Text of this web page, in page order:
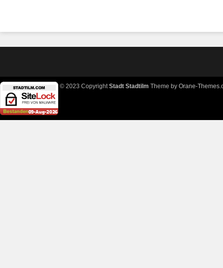
© 2023 CopyrightStadt Stadtilm Theme by Orane-